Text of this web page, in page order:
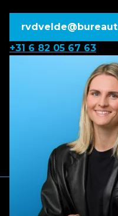
+31 6 82 05 67 63